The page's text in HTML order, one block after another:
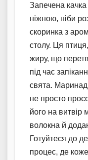
Запечена
ніжною, ніби
скоринка з
столу. Ця
жиру, що
під час
свята. Маринад
не просто
його на витвір
волокна й
Готуйтеся до
процес, де